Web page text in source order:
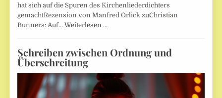
hat sich auf die Spuren des Kirchenliederdichters
gemachtRezension von Manfred Orlick zuChristian
Bunners: Auf…Weiterlesen …
Schreiben zwischen Ordnung und
Überschreitung